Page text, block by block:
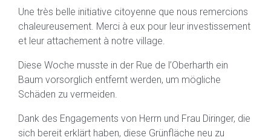
Une très belle initiative citoyenne que nous remercions
chaleureusement. Merci à eux pour leur investissement
et leur attachement à notre village.
Diese Woche musste in der Rue de l’Oberharth ein
Baum vorsorglich entfernt werden, um mögliche
Schäden zu vermeiden.
Dank des Engagements von Herrn und Frau Diringer, die
sich bereit erklärt haben, diese Grünfläche neu zu